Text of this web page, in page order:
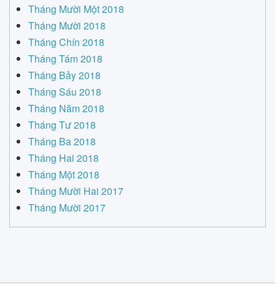
Tháng Mười Một 2018
Tháng Mười 2018
Tháng Chín 2018
Tháng Tám 2018
Tháng Bảy 2018
Tháng Sáu 2018
Tháng Năm 2018
Tháng Tư 2018
Tháng Ba 2018
Tháng Hai 2018
Tháng Một 2018
Tháng Mười Hai 2017
Tháng Mười 2017